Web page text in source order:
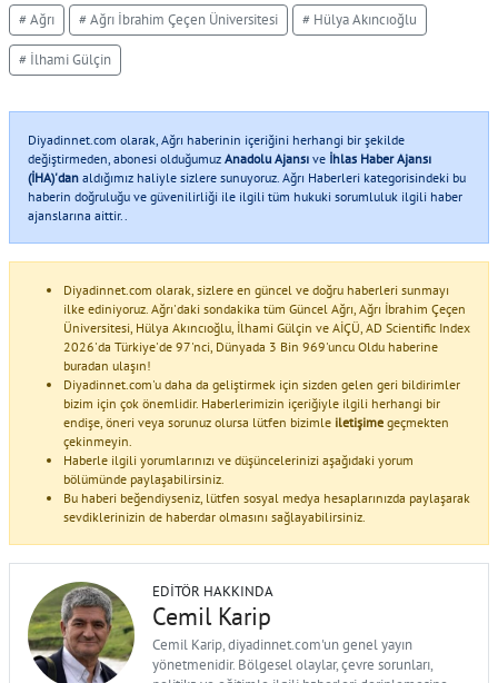
# Ağrı # Ağrı İbrahim Çeçen Üniversitesi # Hülya Akıncıoğlu
# İlhami Gülçin
Diyadinnet.com olarak, Ağrı haberinin içeriğini herhangi bir şekilde
değiştirmeden, abonesi olduğumuz Anadolu Ajansı ve İhlas Haber Ajansı
(İHA)'dan aldığımız haliyle sizlere sunuyoruz. Ağrı Haberleri kategorisindeki bu
haberin doğruluğu ve güvenilirliği ile ilgili tüm hukuki sorumluluk ilgili haber
ajanslarına aittir..
Diyadinnet.com olarak, sizlere en güncel ve doğru haberleri sunmayı
ilke ediniyoruz. Ağrı'daki sondakika tüm Güncel Ağrı, Ağrı İbrahim Çeçen
Üniversitesi, Hülya Akıncıoğlu, İlhami Gülçin ve AİÇÜ, AD Scientific Index
2026'da Türkiye'de 97'nci, Dünyada 3 Bin 969'uncu Oldu haberine
buradan ulaşın!
Diyadinnet.com'u daha da geliştirmek için sizden gelen geri bildirimler
bizim için çok önemlidir. Haberlerimizin içeriğiyle ilgili herhangi bir
endişe, öneri veya sorunuz olursa lütfen bizimle iletişime geçmekten
çekinmeyin.
Haberle ilgili yorumlarınızı ve düşüncelerinizi aşağıdaki yorum
bölümünde paylaşabilirsiniz.
Bu haberi beğendiyseniz, lütfen sosyal medya hesaplarınızda paylaşarak
sevdiklerinizin de haberdar olmasını sağlayabilirsiniz.
EDITÖR HAKKINDA
Cemil Karip
Cemil Karip, diyadinnet.com'un genel yayın
yönetmenidir. Bölgesel olaylar, çevre sorunları,